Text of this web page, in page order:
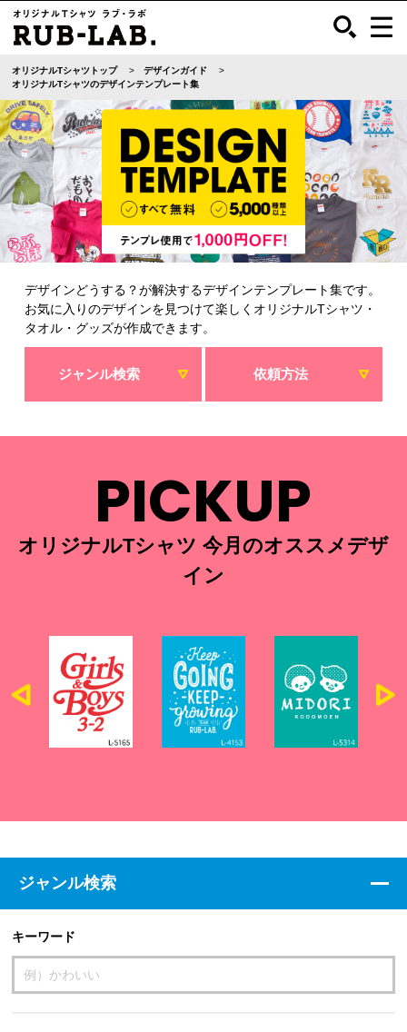
オリジナルTシャツトップ
デザインガイド
オリジナルTシャツのデザインテンプレート集
デザインどうする？が解決するデザインテンプレート集です。
お気に入りのデザインを見つけて楽しくオリジナルTシャツ・
タオル・グッズが作成できます。
ジャンル検索 依頼方法
PICKUP
オリジナルTシャツ 今月のオススメデザ
イン
ジャンル検索
キーワード